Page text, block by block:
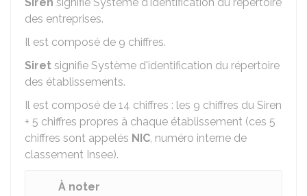
des entreprises.
Il est composé de 9 chiffres.
Siret signifie Système d'identification du répertoire
des établissements.
Il est composé de 14 chiffres : les 9 chiffres du Siren
+ 5 chiffres propres à chaque établissement (ces 5
chiffres sont appelés NIC, numéro interne de
classement Insee).
À noter